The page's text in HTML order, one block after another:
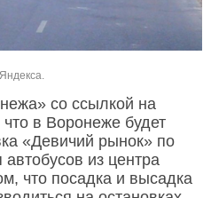
со ссылкой на
в Воронеже будет
«Девичий рынок» по
из центра
что посадка и высадка